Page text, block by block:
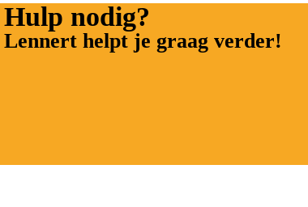
Hulp nodig?
Lennert helpt je graag verder!